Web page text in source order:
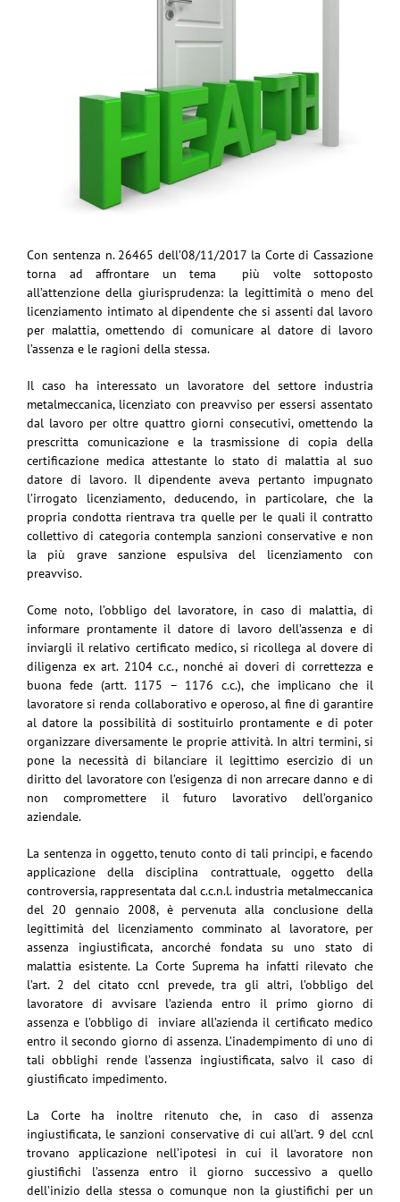
Con sentenza n. 26465 dell’08/11/2017 la Corte di Cassazione
torna ad affrontare un tema più volte sottoposto
all’attenzione della giurisprudenza: la legittimità o meno del
licenziamento intimato al dipendente che si assenti dal lavoro
per malattia, omettendo di comunicare al datore di lavoro
l’assenza e le ragioni della stessa.
Il caso ha interessato un lavoratore del settore industria
metalmeccanica, licenziato con preavviso per essersi assentato
dal lavoro per oltre quattro giorni consecutivi, omettendo la
prescritta comunicazione e la trasmissione di copia della
certificazione medica attestante lo stato di malattia al suo
datore di lavoro. Il dipendente aveva pertanto impugnato
l’irrogato licenziamento, deducendo, in particolare, che la
propria condotta rientrava tra quelle per le quali il contratto
collettivo di categoria contempla sanzioni conservative e non
la più grave sanzione espulsiva del licenziamento con
preavviso.
Come noto, l’obbligo del lavoratore, in caso di malattia, di
informare prontamente il datore di lavoro dell’assenza e di
inviargli il relativo certificato medico, si ricollega al dovere di
diligenza ex art. 2104 c.c., nonché ai doveri di correttezza e
buona fede (artt. 1175 – 1176 c.c.), che implicano che il
lavoratore si renda collaborativo e operoso, al fine di garantire
al datore la possibilità di sostituirlo prontamente e di poter
organizzare diversamente le proprie attività. In altri termini, si
pone la necessità di bilanciare il legittimo esercizio di un
diritto del lavoratore con l’esigenza di non arrecare danno e di
non compromettere il futuro lavorativo dell’organico
aziendale.
La sentenza in oggetto, tenuto conto di tali principi, e facendo
applicazione della disciplina contrattuale, oggetto della
controversia, rappresentata dal c.c.n.l. industria metalmeccanica
del 20 gennaio 2008, è pervenuta alla conclusione della
legittimità del licenziamento comminato al lavoratore, per
assenza ingiustificata, ancorché fondata su uno stato di
malattia esistente. La Corte Suprema ha infatti rilevato che
l’art. 2 del citato ccnl prevede, tra gli altri, l’obbligo del
lavoratore di avvisare l’azienda entro il primo giorno di
assenza e l’obbligo di inviare all’azienda il certificato medico
entro il secondo giorno di assenza. L’inadempimento di uno di
tali obblighi rende l’assenza ingiustificata, salvo il caso di
giustificato impedimento.
La Corte ha inoltre ritenuto che, in caso di assenza
ingiustificata, le sanzioni conservative di cui all’art. 9 del ccnl
trovano applicazione nell’ipotesi in cui il lavoratore non
giustifichi l’assenza entro il giorno successivo a quello
dell’inizio della stessa o comunque non la giustifichi per un